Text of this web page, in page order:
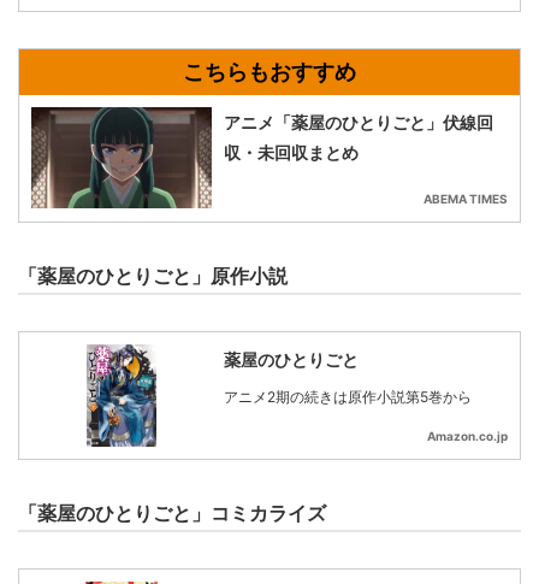
アニメ「薬屋のひとりごと」伏線回
収・未回収まとめ
ABEMA TIMES
「薬屋のひとりごと」原作小説
薬屋のひとりごと
アニメ2期の続きは原作小説第5巻から
Amazon.co.jp
「薬屋のひとりごと」コミカライズ